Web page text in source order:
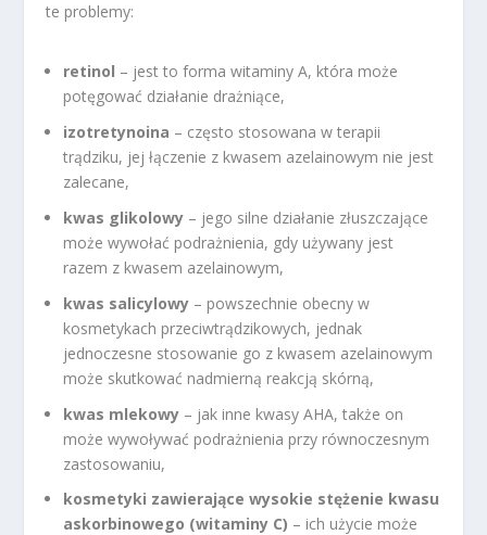
te problemy:
retinol – jest to forma witaminy A, która może
potęgować działanie drażniące,
izotretynoina – często stosowana w terapii
trądziku, jej łączenie z kwasem azelainowym nie jest
zalecane,
kwas glikolowy – jego silne działanie złuszczające
może wywołać podrażnienia, gdy używany jest
razem z kwasem azelainowym,
kwas salicylowy – powszechnie obecny w
kosmetykach przeciwtrądzikowych, jednak
jednoczesne stosowanie go z kwasem azelainowym
może skutkować nadmierną reakcją skórną,
kwas mlekowy – jak inne kwasy AHA, także on
może wywoływać podrażnienia przy równoczesnym
zastosowaniu,
kosmetyki zawierające wysokie stężenie kwasu
askorbinowego (witaminy C) – ich użycie może